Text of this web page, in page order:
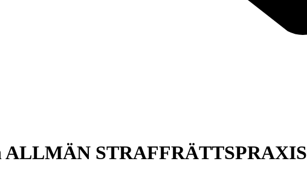
ALLMÄN STRAFFRÄTTSPRAXIS